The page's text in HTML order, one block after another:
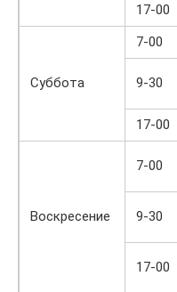
17-00
Суббота
7-00
9-30
17-00
Воскресение
7-00
9-30
17-00